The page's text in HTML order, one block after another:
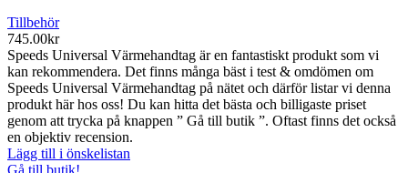
Tillbehör
745.00kr
Speeds Universal Värmehandtag är en fantastiskt produkt som vi
kan rekommendera. Det finns många bäst i test & omdömen om
Speeds Universal Värmehandtag på nätet och därför listar vi denna
produkt här hos oss! Du kan hitta det bästa och billigaste priset
genom att trycka på knappen ” Gå till butik ”. Oftast finns det också
en objektiv recension.
Lägg till i önskelistan
Gå till butik!